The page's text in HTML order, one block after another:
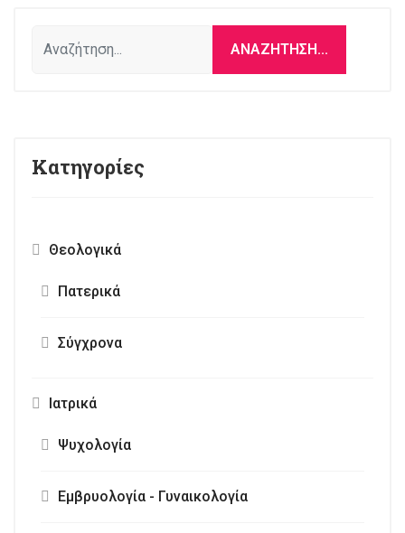
ΑΝΑΖΉΤΗΣΗ...
Κατηγορίες
Θεολογικά
Πατερικά
Σύγχρονα
Ιατρικά
Ψυχολογία
Εμβρυολογία - Γυναικολογία